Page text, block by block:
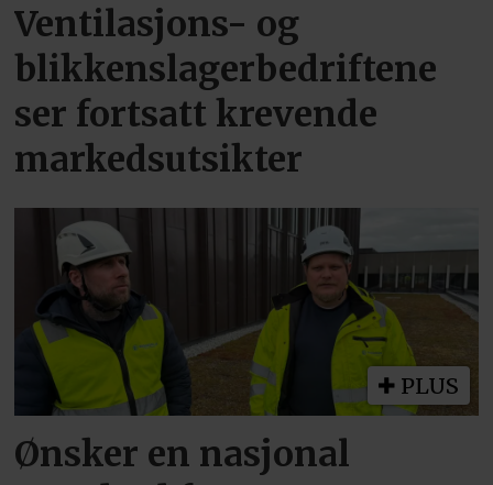
Ventilasjons- og
blikkenslagerbedriftene
ser fortsatt krevende
markedsutsikter
PLUS
Ønsker en nasjonal